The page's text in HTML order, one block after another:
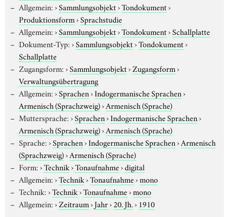
Allgemein:›Sammlungsobjekt›Tondokument›
Produktionsform›Sprachstudie
Allgemein:›Sammlungsobjekt›Tondokument›Schallplatte
Dokument-Typ:›Sammlungsobjekt›Tondokument›
Schallplatte
Zugangsform:›Sammlungsobjekt›Zugangsform›
Verwaltungsübertragung
Allgemein:›Sprachen›Indogermanische Sprachen›
Armenisch (Sprachzweig)›Armenisch (Sprache)
Muttersprache:›Sprachen›Indogermanische Sprachen›
Armenisch (Sprachzweig)›Armenisch (Sprache)
Sprache:›Sprachen›Indogermanische Sprachen›Armenisch
(Sprachzweig)›Armenisch (Sprache)
Form:›Technik›Tonaufnahme›digital
Allgemein:›Technik›Tonaufnahme›mono
Technik:›Technik›Tonaufnahme›mono
Allgemein:›Zeitraum›Jahr›20. Jh.› 1910